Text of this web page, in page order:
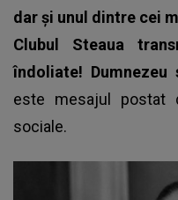
dar și unul dintre cei
Clubul Steaua
îndoliate!
este mesajul postat
sociale.